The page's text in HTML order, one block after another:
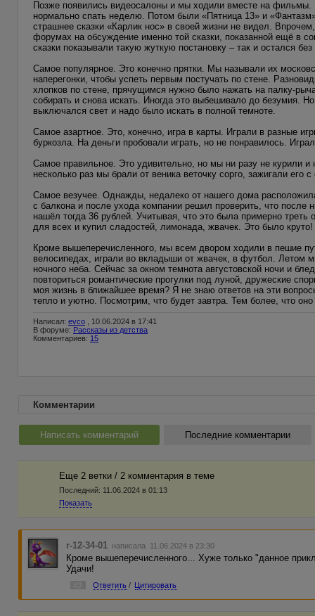
Позже появились видеосалоны и мы ходили вместе на
нормально спать неделю. Потом были «Пятница 13» и
страшнее сказки «Карлик нос» в своей жизни не видел.
форумах на обсуждение именно той сказки, показанной ещё в
сказки показывали такую жуткую постановку – так и остался без
Самое популярное. Это конечно прятки. Мы называли их
наперегонки, чтобы успеть первым постучать по стене.
хлопков по стене, прячущимся нужно было нажать на палку-
собирать и снова искать. Иногда это выбешивало до безумия.
выключался свет и надо было искать в полной темноте.
Самое азартное. Это, конечно, игра в карты. Играли в разные
буркозла. На деньги пробовали играть, но не понравилось.
Самое правильное. Это удивительно, но мы ни разу не курили
несколько раз мы брали от веника веточку сорго, зажигали его
Самое везучее. Однажды, недалеко от нашего дома
с балкона и после ухода компании решил проверить, что после
нашёл тогда 36 рублей. Учитывая, что это была примерно
для всех и купил сладостей, лимонада, жвачек. Это было круто!
Кроме вышеперечисленного, мы всем двором ходили в пешие
велосипедах, играли во вкладыши от жвачек, в футбол. Летом
ночного неба. Сейчас за окном темнота августовской ночи и
повториться романтические прогулки под луной, дружеские
моя жизнь в ближайшее время? Я не знаю ответов на эти
тепло и уютно. Посмотрим, что будет завтра. Тем более, что
Написал: evco , 10.06.2024 в 17:41
В форуме: Рассказы из детства
Комментариев: 15
Комментарии
Написать комментарий Последние комментарии
Еще 2 ветки / 2 комментария в темe
Последний: 11.06.2024 в 01:13
Показать
r-12-34-01 написала 11.06.2024 в 23:30
Кроме вышеперечисленного... Хуже только "данное
Удачи!
Ответить / Цитировать